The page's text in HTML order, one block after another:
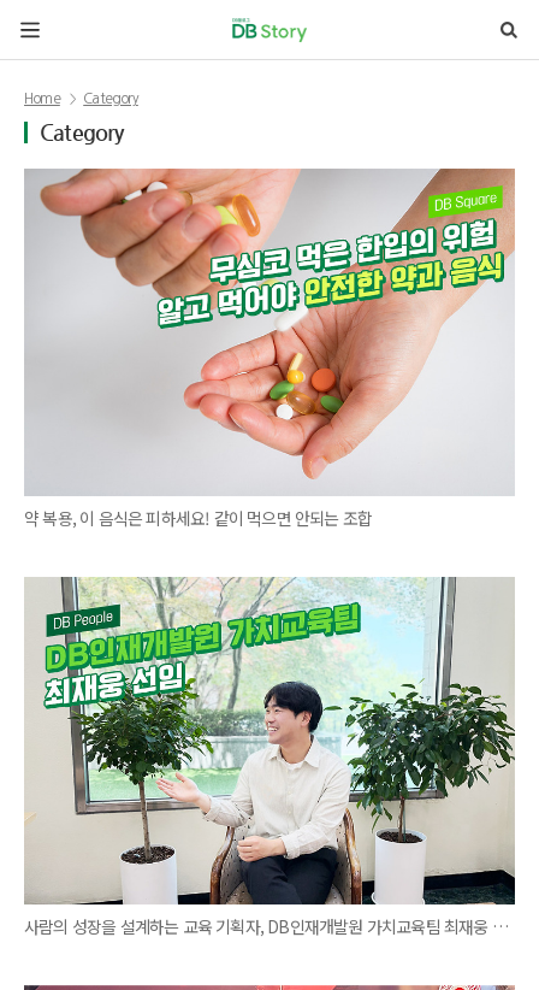
Home Category
Category
약 복용, 이 음식은 피하세요! 같이 먹으면 안되는 조합
사람의 성장을 설계하는 교육 기획자, DB인재개발원 가치교육팀 최재웅 선임 직무 인터뷰